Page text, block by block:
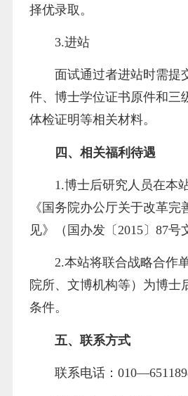
择优录取。
3.进站
面试通过者进站时需提
件、博士学位证书原件和三
体检证明等相关材料。
四、相关福利待遇
1.博士后研究人员在本
《国务院办公厅关于改革
见》（国办发〔2015〕87号
2.本站将联合战略合作
院所、文博机构等）为博士
条件。
五、联系方式
联系电话：